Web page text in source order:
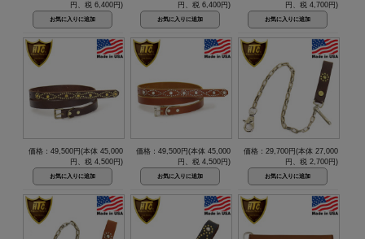
円、税 6,400円)
円、税 6,400円)
円、税 4,700円)
価格：49,500円(本体 45,000
円、税 4,500円)
価格：49,500円(本体 45,000
円、税 4,500円)
価格：29,700円(本体 27,000
円、税 2,700円)